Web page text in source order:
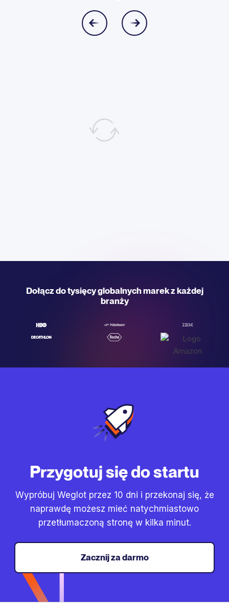
Dołącz do tysięcy globalnych marek z każdej
branży
Przygotuj się do startu
Wypróbuj Weglot przez 10 dni i przekonaj się, że
naprawdę możesz mieć natychmiastowo
przetłumaczoną stronę w kilka minut.
Zacznij za darmo